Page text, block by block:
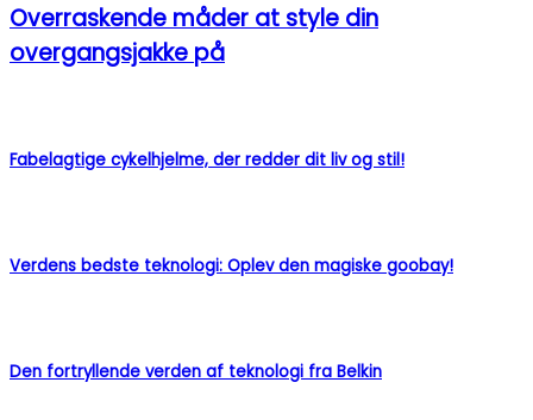
Overraskende måder at style din
overgangsjakke på
Fabelagtige cykelhjelme, der redder dit liv og stil!
Verdens bedste teknologi: Oplev den magiske goobay!
Den fortryllende verden af teknologi fra Belkin